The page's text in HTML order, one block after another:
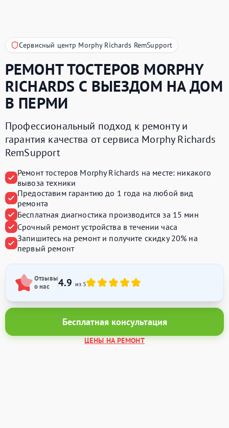
Сервисный центр Morphy Richards RemSupport
РЕМОНТ ТОСТЕРОВ MORPHY
RICHARDS С ВЫЕЗДОМ НА ДОМ
В ПЕРМИ
Профессиональный подход к ремонту и
гарантия качества от сервиса Morphy Richards
RemSupport
Ремонт тостеров Morphy Richards на месте: никакого
вывоза техники
Предоставим гарантию до 1 года на любой вид
ремонта
Бесплатная диагностика производитсяза 15 мин
Срочный ремонт устройства в течении часа
Запишитесь на ремонт и получите скидку 20% на
первый ремонт
Отзывы
о нас
4.9 из 5
Бесплатная консультация
ЦЕНЫ НА РЕМОНТ